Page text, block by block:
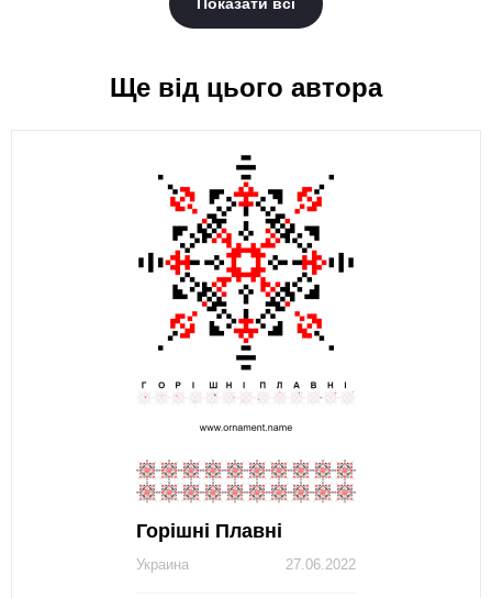
Ще від цього автора
Горішні Плавні
27.06.2022
Украина